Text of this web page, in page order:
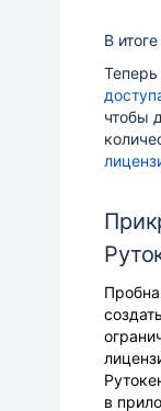
В
чтобы
в